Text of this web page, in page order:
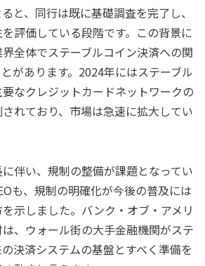
と、同行は既に基礎調査を完了し、
評価している段階です。この背景に
全体でステーブルコイン決済への関
があります。2024年にはステーブル
なクレジットカードネットワークの
れており、市場は急速に拡大してい
伴い、規制の整備が課題となってい
も、規制の明確化が今後の普及には
示しました。バンク・オブ・アメリ
、ウォール街の大手金融機関がステ
決済システムの基盤とすべく準備を